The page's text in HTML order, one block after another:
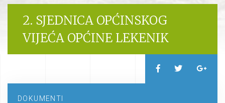
2. SJEDNICA OPĆINSKOG
VIJEĆA OPĆINE LEKENIK
DOKUMENTI